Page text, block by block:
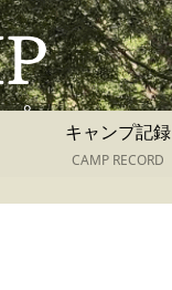
キャンプ記録
CAMP RECORD